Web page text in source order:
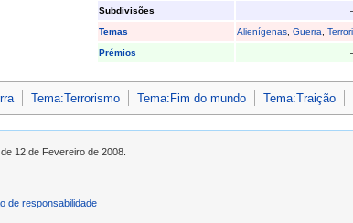
Subdivisões
Temas Alienígenas, Guerra
Prémios
Tema:Terrorismo Tema:Fim do mundo Tema:Traição
12 de Fevereiro de 2008.
de responsabilidade